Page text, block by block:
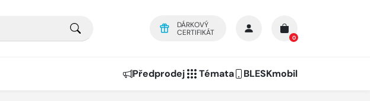
DÁRKOVÝ
CERTIFIKÁT
0
Předprodej Témata BLESKmobil